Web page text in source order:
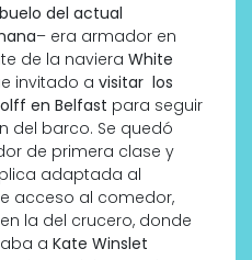
del actual
– era armador en
de la naviera White
invitado a visitar los
en Belfast para seguir
del barco. Se quedó
de primera clase y
adaptada al
acceso al comedor,
la del crucero, donde
a Kate Winslet